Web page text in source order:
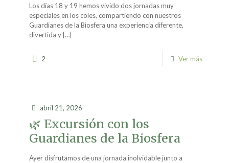
Los días 18 y 19 hemos vivido dos jornadas muy
especiales en los coles, compartiendo con nuestros
Guardianes de la Biosfera una experiencia diferente,
divertida y[…]
2 Ver más
abril 21, 2026
🌿 Excursión con los
Guardianes de la Biosfera
Ayer disfrutamos de una jornada inolvidable junto a